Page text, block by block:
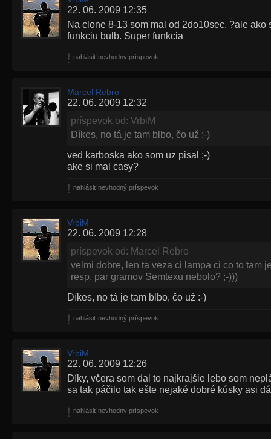
22. 06. 2009 12:35
Na clone 8-13 som mal od 2do10sec. ?ale ako
funkciu bulb. Super funkcia
nahlásiť nevhodný príspevok
Marcel Rebro
22. 06. 2009 12:32
príspevok od: VrbiM
Díkes, no tá je tam blbo, čo už :-)
ved karboska ako som uz pisal ;-)
ake si mal casy?
nahlásiť nevhodný príspevok
VrbiM
22. 06. 2009 12:28
príspevok od: Marcel Rebro
velmi dobre, len ta veza ci lampa ci co to tam
resp. par gramov Semtexu nebolo? ;-)))
Díkes, no tá je tam blbo, čo už :-)
nahlásiť nevhodný príspevok
VrbiM
22. 06. 2009 12:26
Díky, včera som dal to najkrajšie lebo som
sa tak páčilo tak ešte nejaké dobré kúsky asi
nahlásiť nevhodný príspevok